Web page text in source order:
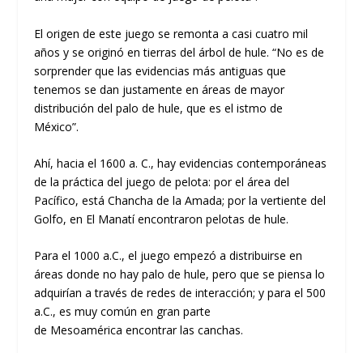
El origen de este juego se remonta a casi cuatro mil
años y se originó en tierras del árbol de hule.“No es de
sorprender que las evidencias más antiguasque
tenemos se dan justamente en áreas de mayor
distribución del palo de hule, que es el istmo de
México”.
Ahí, hacia el 1600 a. C., hayevidencias contemporáneas
de la práctica del juego de pelota: por el área del
Pacífico,está Chancha de la Amada; por la vertiente del
Golfo, en El Manatí encontraron pelotas de hule.
Para el 1000 a.C., el juego empezó a distribuirseen
áreas donde no hay palo de hule, pero quese piensalo
adquirían a través de redes de interacción; y para el 500
a.C., es muy común en granparte
de Mesoamérica encontrar las canchas.